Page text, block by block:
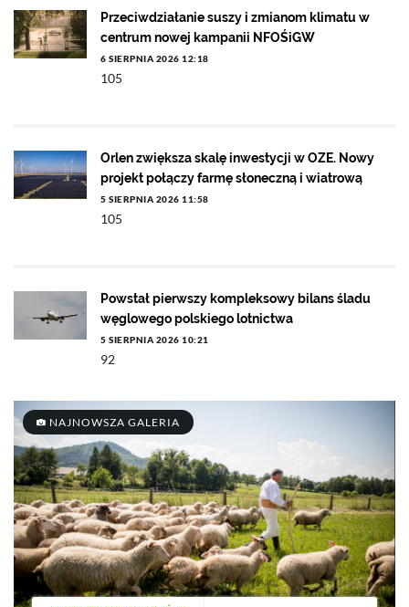
Przeciwdziałanie suszy i zmianom klimatu w
centrum nowej kampanii NFOŚiGW
6 SIERPNIA 2026 12:18
105
Orlen zwiększa skalę inwestycji w OZE. Nowy
projekt połączy farmę słoneczną i wiatrową
5 SIERPNIA 2026 11:58
105
Powstał pierwszy kompleksowy bilans śladu
węglowego polskiego lotnictwa
5 SIERPNIA 2026 10:21
92
NAJNOWSZA GALERIA